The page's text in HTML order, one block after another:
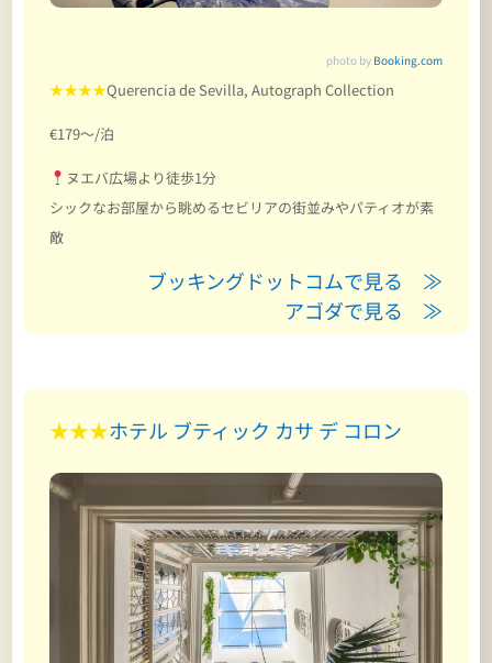
photo by Booking.com
★★★★Querencia de Sevilla, Autograph Collection
€179～/泊
ヌエバ広場より徒歩1分
シックなお部屋から眺めるセビリアの街並みやパティオが素
敵
ブッキングドットコムで見る ≫
アゴダで見る ≫
★★★ホテル ブティック カサ デ コロン